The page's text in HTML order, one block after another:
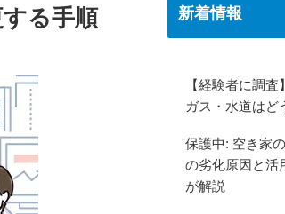
る手順
新着情報
【経験者に調
ガス・水道はど
保護中: 空き家
の劣化原因と活
が解説